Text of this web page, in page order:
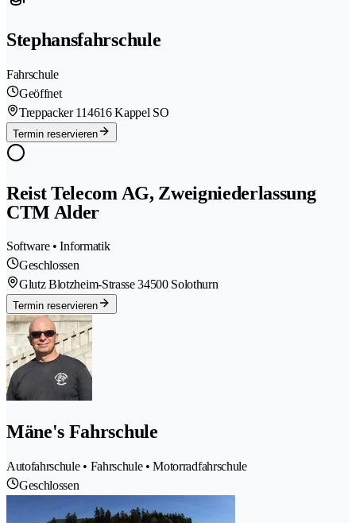
Stephansfahrschule
Fahrschule
Geöffnet
Treppacker 114616 Kappel SO
Termin reservieren
Reist Telecom AG, Zweigniederlassung
CTM Alder
Software • Informatik
Geschlossen
Glutz Blotzheim-Strasse 34500 Solothurn
Termin reservieren
Mäne's Fahrschule
Autofahrschule • Fahrschule • Motorradfahrschule
Geschlossen